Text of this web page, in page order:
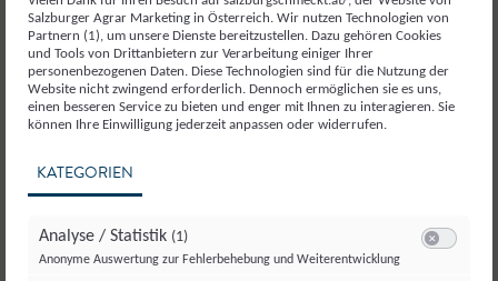
3.
Mit einem “Muaser” (Teigschaufel) in kleine
Stücke zerstechen.
unterheben, mit Zucker / Staubzucker bestreuen.
5.
In einer “Muaspfanne” servieren und mit einem
verfasst von
Salzburger Agrar Marketing in Österreich. Wir nutzen Technologien von
Partnern (1), um unsere Dienste bereitzustellen. Dazu gehören Cookies
und Tools von Drittanbietern zur Verarbeitung einiger Ihrer
personenbezogenen Daten. Diese Technologien sind für die Nutzung der
Website nicht zwingend erforderlich. Dennoch ermöglichen sie es uns,
einen besseren Service zu bieten und enger mit Ihnen zu interagieren. Sie
können Ihre Einwilligung jederzeit anpassen oder widerrufen.
KATEGORIEN
Analyse / Statistik (1)
Anonyme Auswertung zur Fehlerbehebung und Weiterentwicklung